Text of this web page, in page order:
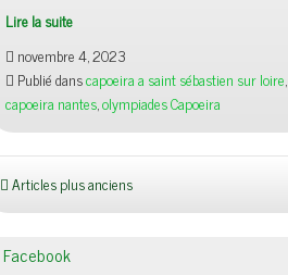
Lire la suite
novembre 4, 2023
Publié danscapoeira a saint sébastien sur loire,
capoeira nantes,olympiades Capoeira
Articles plus anciens
Facebook